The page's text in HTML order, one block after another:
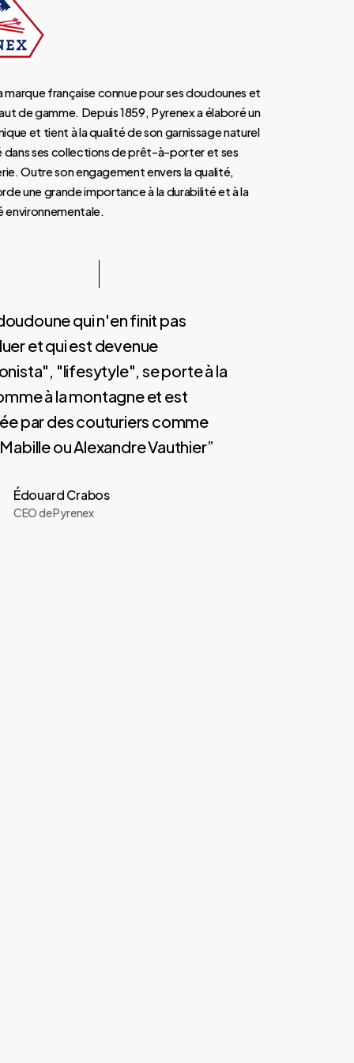
marque française connue pour ses doudounes et
de gamme. Depuis 1859, Pyrenex a élaboré un
et tient à la qualité de son garnissage naturel
dans ses collections de prêt-à-porter et ses
Outre son engagement envers la qualité,
une grande importance à la durabilité et à la
environnementale.
qui n'en finit pas
et qui est devenue
"lifesytyle", se porte à la
à la montagne et est
par des couturiers comme
ou Alexandre Vauthier”
Édouard Crabos
CEO de Pyrenex